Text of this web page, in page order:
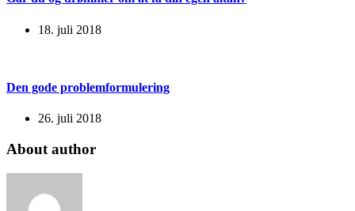
18. juli 2018
Den gode problemformulering
26. juli 2018
About author